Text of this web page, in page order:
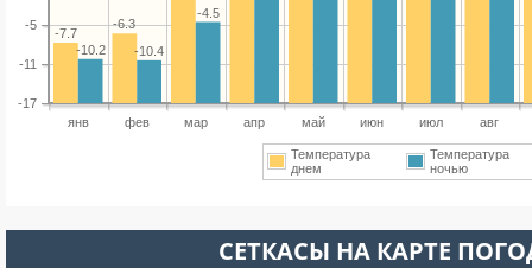
янв фев мар апр май июн июл авг
-17
-11
-5 -6.3
-7.7
-4.5
-10.4
-10.2
Температура
днем
Температура
ночью
СЕТКАСЫ НА КАРТЕ